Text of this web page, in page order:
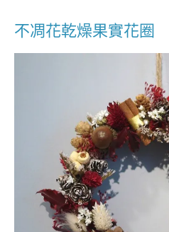
不凋花乾燥果實花圈